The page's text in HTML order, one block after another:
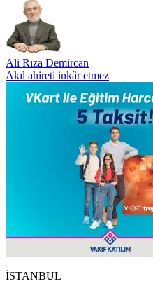
Ali Rıza Demircan
Akıl ahireti inkâr etmez
İSTANBUL